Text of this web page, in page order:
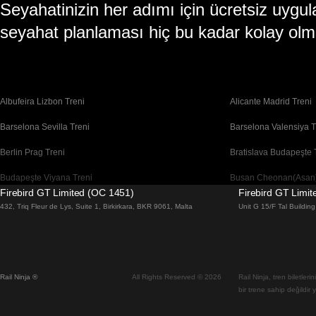
Seyahatinizin her adımı için ücretsiz
seyahat planlaması hiç bu kadar kolay
Albufeira Lizbon Treni Alicante Madrid Treni
Barselona Sevilla Treni Barselona Valensiya
Berlin Prag Treni Bratislava Budapeşte
Budapeşte Viyana Treni Busan
Cheonan(Asan) Busan Treni Coimbra Lizbon Treni
Flam Oslo Treni Floransa Roma Treni
Firebird GT Limited (OC 1451)
432, Triq Fleur de Lys, Suite 1, Birkirkara, BKR 9061, Malta
Firebird GT
Unit G 15/F Tal
Rail Ninja ® All Rights Reserved © 2026
Rail Ninja, tren
bir trene sahip değildir